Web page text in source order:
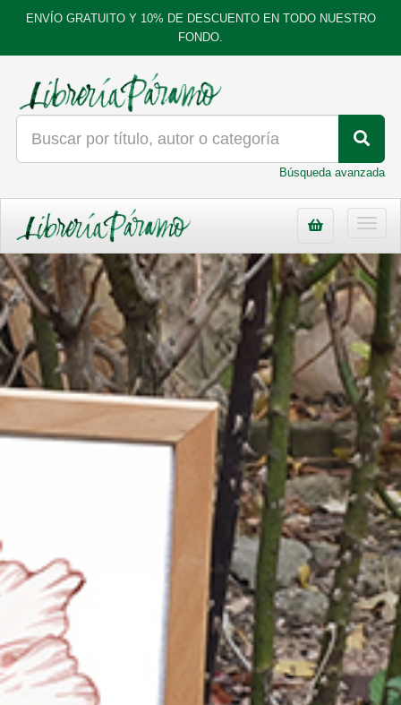
ENVÍO GRATUITO Y 10% DE DESCUENTO EN TODO NUESTRO
FONDO.
Búsqueda avanzada